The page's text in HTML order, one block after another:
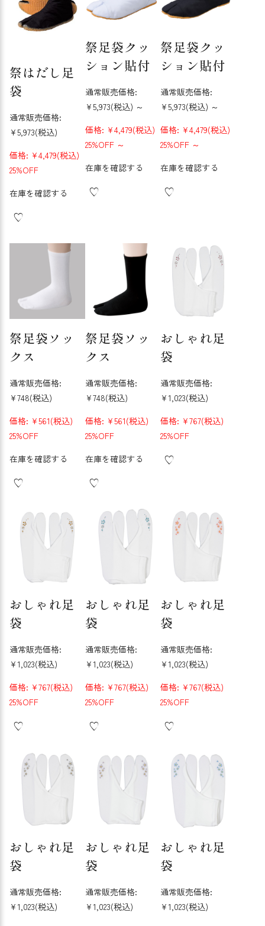
祭はだし足
袋
通常販売価格:
¥5,973(税込)
価格: ¥4,479(税込)
25%OFF
在庫を確認する
祭足袋クッ
ション貼付
通常販売価格:
¥5,973(税込) ～
価格: ¥4,479(税込)
25%OFF ～
在庫を確認する
祭足袋クッ
ション貼付
通常販売価格:
¥5,973(税込) ～
価格: ¥4,479(税込)
25%OFF ～
在庫を確認する
祭足袋ソッ
クス
通常販売価格:
¥748(税込)
価格: ¥561(税込)
25%OFF
在庫を確認する
祭足袋ソッ
クス
通常販売価格:
¥748(税込)
価格: ¥561(税込)
25%OFF
在庫を確認する
おしゃれ足
袋
通常販売価格:
¥1,023(税込)
価格: ¥767(税込)
25%OFF
おしゃれ足
袋
通常販売価格:
¥1,023(税込)
価格: ¥767(税込)
25%OFF
おしゃれ足
袋
通常販売価格:
¥1,023(税込)
価格: ¥767(税込)
25%OFF
おしゃれ足
袋
通常販売価格:
¥1,023(税込)
価格: ¥767(税込)
25%OFF
おしゃれ足
袋
通常販売価格:
¥1,023(税込)
おしゃれ足
袋
通常販売価格:
¥1,023(税込)
おしゃれ足
袋
通常販売価格:
¥1,023(税込)